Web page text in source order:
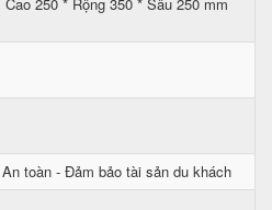
An toàn - Đảm bảo tài sản du khách